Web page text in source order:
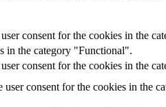
consent for the cookies in the
in the category "Functional".
consent for the cookies in the
consent for the cookies in the